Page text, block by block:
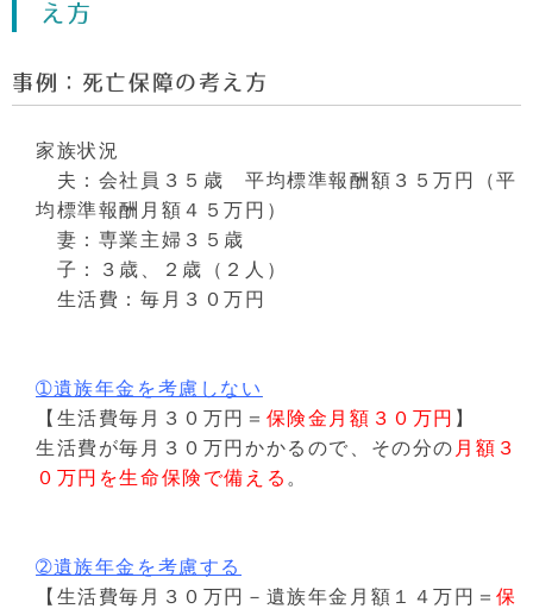
え方
事例：死亡保障の考え方
家族状況
夫：会社員３５歳 平均標準報酬額３５万円（平
均標準報酬月額４５万円）
妻：専業主婦３５歳
子：３歳、２歳（２人）
生活費：毎月３０万円
➀遺族年金を考慮しない
【生活費毎月３０万円＝ 保険金月額３０万円 】
生活費が毎月３０万円かかるので、その分の 月額３
０万円を生命保険で備える 。
➁遺族年金を考慮する
【生活費毎月３０万円－遺族年金月額１４万円＝保